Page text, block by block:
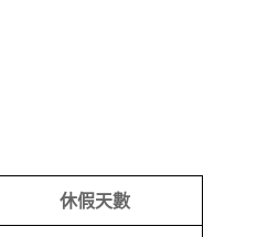
休假天數